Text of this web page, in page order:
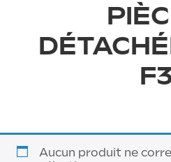
Aucun produit ne